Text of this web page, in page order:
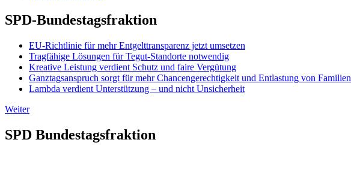
SPD-Bundestagsfraktion
EU-Richtlinie für mehr Entgelttransparenz jetzt umsetzen
Tragfähige Lösungen für Tegut-Standorte notwendig
Kreative Leistung verdient Schutz und faire Vergütung
Ganztagsanspruch sorgt für mehr Chancengerechtigkeit und Entlastung von Familien
Lambda verdient Unterstützung – und nicht Unsicherheit
Weiter
SPD Bundestagsfraktion